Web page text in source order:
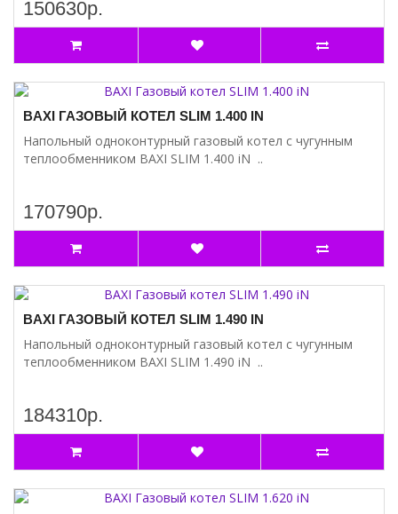
150630р.
BAXI ГАЗОВЫЙ КОТЕЛ SLIM 1.400 IN
Напольный одноконтурный газовый котел с чугунным
теплообменником BAXI SLIM 1.400 iN ..
170790р.
BAXI ГАЗОВЫЙ КОТЕЛ SLIM 1.490 IN
Напольный одноконтурный газовый котел с чугунным
теплообменником BAXI SLIM 1.490 iN ..
184310р.